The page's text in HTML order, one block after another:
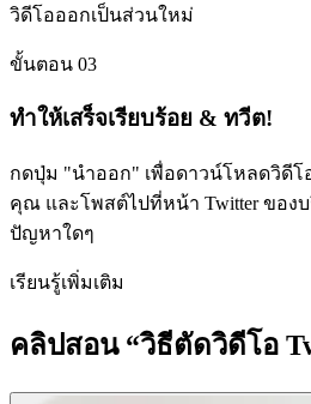
วิดีโอออกเป็นส่วนใหม่
ขั้นตอน 03
ทำให้เสร็จเรียบร้อย & ทวีต!
กดปุ่ม "นำออก" เพื่อดาวน์โหลดวิดีโ
คุณ และโพสต์ไปที่หน้า Twitter ของ
ปัญหาใดๆ
เรียนรู้เพิ่มเติม
คลิปสอน “วิธีตัดวิดีโอ